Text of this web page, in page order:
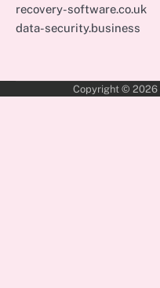
recovery-software.co.uk
data-security.business
Copyright © 2026